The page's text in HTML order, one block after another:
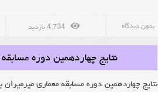
بدون دیدگاه 4,734 بازدید
نتایج چهاردهمین دوره
نتایج چهاردهمین دوره مسابقه معماری